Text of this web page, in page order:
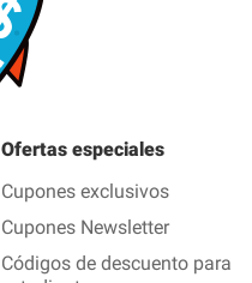
Ofertas especiales
Cupones exclusivos
Cupones Newsletter
Códigos de descuento para